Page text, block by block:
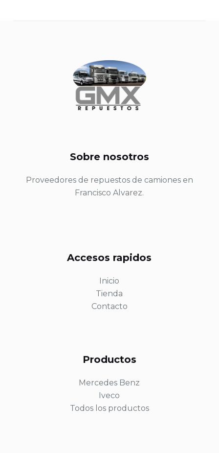
Sobre nosotros
Proveedores de repuestos de camiones en
Francisco Alvarez.
Accesos rapidos
Inicio
Tienda
Contacto
Productos
Mercedes Benz
Iveco
Todos los productos